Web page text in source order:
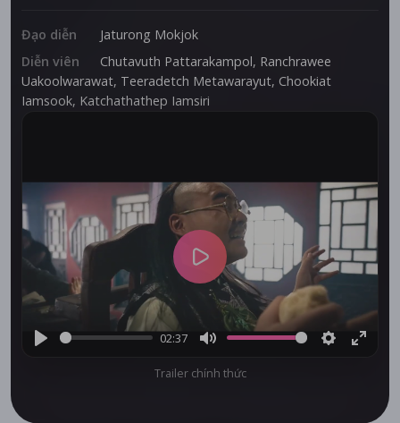
Đạo diễn
Jaturong Mokjok
Diễn viên
Chutavuth Pattarakampol, Ranchrawee
Uakoolwarawat, Teeradetch Metawarayut, Chookiat
Iamsook, Katchathathep Iamsiri
02:37
Play
Trailer chính thức